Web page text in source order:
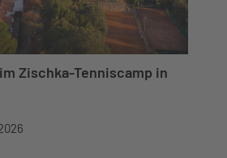
Zischka-Tenniscamp in